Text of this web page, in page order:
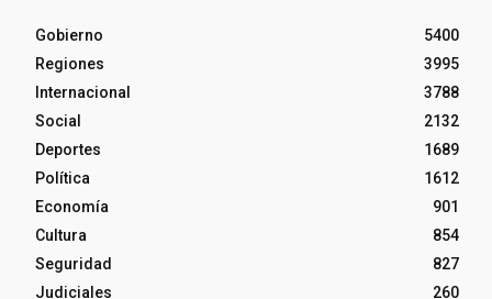
Gobierno
5400
Regiones
3995
Internacional
3788
Social
2132
Deportes
1689
Política
1612
Economía
901
Cultura
854
Seguridad
827
Judiciales
260